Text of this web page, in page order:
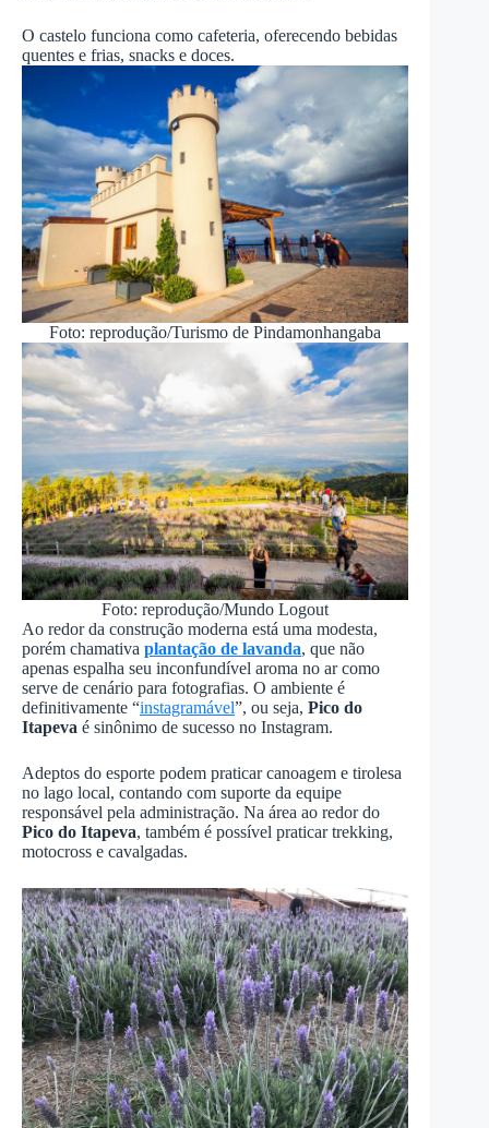
O castelo funciona como cafeteria, oferecendo bebidas
quentes e frias, snacks e doces.
Foto: reprodução/Turismo de Pindamonhangaba
Foto: reprodução/Mundo Logout
Ao redor da construção moderna está uma modesta,
porém chamativa plantação de lavanda, que não
apenas espalha seu inconfundível aroma no ar como
serve de cenário para fotografias. O ambiente é
definitivamente “instagramável”, ou seja, Pico do
Itapeva é sinônimo de sucesso no Instagram.
Adeptos do esporte podem praticar canoagem e tirolesa
no lago local, contando com suporte da equipe
responsável pela administração. Na área ao redor do
Pico do Itapeva, também é possível praticar trekking,
motocross e cavalgadas.